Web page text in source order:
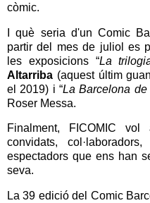
còmic.
I què seria d'un Comic
partir del mes de juliol es
les exposicions “La
Altarriba (aquest últim
el 2019) i “La Barcelona
Roser Messa.
Finalment, FICOMIC
convidats,
espectadors que ens han
seva.
La 39 edició del Comic